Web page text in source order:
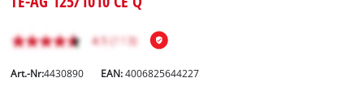
Art.-Nr:4430890 EAN:4006825644227